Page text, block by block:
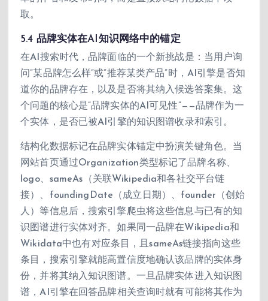
取。
5.4 品牌实体在AI知识网络中的锚定
在AI搜索时代，品牌面临的一个新挑战是：当用户询
问”某品牌怎么样”或”推荐某类产品”时，AI引擎是否知
道你的品牌存在，以及是否将其纳入候选答案集。这
个问题的核心是”品牌实体的AI可见性”——品牌作为一
个实体，是否已被AI引擎的知识图谱收录和索引。
结构化数据标记在品牌实体锚定中扮演关键角色。当
网站首页通过Organization类型标记了品牌名称、
logo、sameAs（关联Wikipedia和各社交平台链
接）、foundingDate（成立日期）、founder（创始
人）等信息后，搜索引擎爬虫将这些信息与已有的知
识图谱进行实体对齐。如果同一品牌在Wikipedia和
Wikidata中也有对应条目，且sameAs链接指向这些
条目，搜索引擎就能高置信度地确认该品牌的实体身
份，并将其纳入知识图谱。一旦品牌实体进入知识图
谱，AI引擎在回答品牌相关查询时就有可能将其作为